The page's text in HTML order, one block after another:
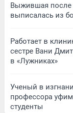
Выжившая после
выписалась из
Работает в
сестре Вани
в «Лужниках»
Ученый в
профессора
студенты